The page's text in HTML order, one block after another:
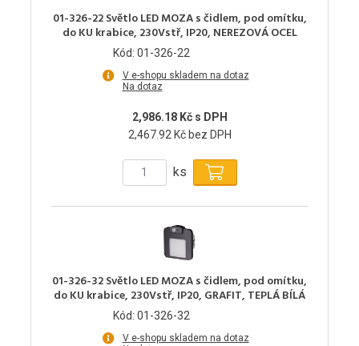
01-326-22 Světlo LED MOZA s čidlem, pod omítku,
do KU krabice, 230Vstř, IP20, NEREZOVÁ OCEL
Kód: 01-326-22
V e-shopu skladem na dotaz
Na dotaz
2,986.18 Kč s DPH
2,467.92 Kč bez DPH
ks
01-326-32 Světlo LED MOZA s čidlem, pod omítku,
do KU krabice, 230Vstř, IP20, GRAFIT, TEPLÁ BÍLÁ
Kód: 01-326-32
V e-shopu skladem na dotaz